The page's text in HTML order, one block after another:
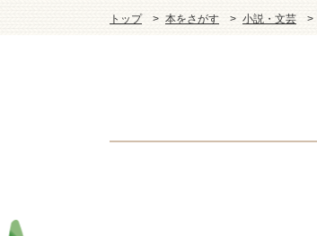
トップ 本をさがす 小説・文芸